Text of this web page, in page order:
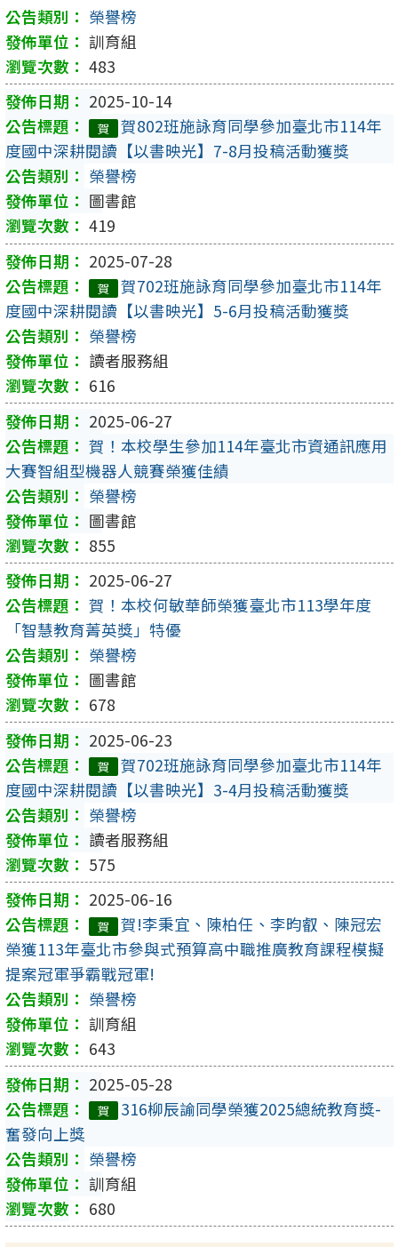
榮譽榜
訓育組
483
2025-10-14
賀
賀802班施詠育同學參加臺北市114年
度國中深耕閱讀【以書映光】7-8月投稿活動獲獎
榮譽榜
圖書館
419
2025-07-28
賀
賀702班施詠育同學參加臺北市114年
度國中深耕閱讀【以書映光】5-6月投稿活動獲獎
榮譽榜
讀者服務組
616
2025-06-27
賀！本校學生參加114年臺北市資通訊應用
大賽智組型機器人競賽榮獲佳績
榮譽榜
圖書館
855
2025-06-27
賀！本校何敏華師榮獲臺北市113學年度
「智慧教育菁英獎」特優
榮譽榜
圖書館
678
2025-06-23
賀
賀702班施詠育同學參加臺北市114年
度國中深耕閱讀【以書映光】3-4月投稿活動獲獎
榮譽榜
讀者服務組
575
2025-06-16
賀
賀!李秉宜、陳柏任、李昀叡、陳冠宏
榮獲113年臺北市參與式預算高中職推廣教育課程模擬
提案冠軍爭霸戰冠軍!
榮譽榜
訓育組
643
2025-05-28
賀
316柳辰諭同學榮獲2025總統教育獎-
奮發向上獎
榮譽榜
訓育組
680